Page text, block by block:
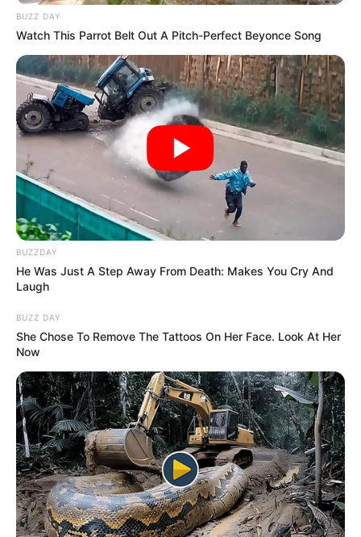
ese sentido, hicieron un llamado a la ciudadanía para
reportar casos de
las acciones deprotección y conservaciónque permitan
garantizar la supervivencia de estas especies en libertad.
COMPARTIR
ALERTA BOGOTÁ EN GOOGLE NEWS
TEMAS RELACIONADOS
RESCATE DE ANIMALES
ANIMALES
RESCATE ANIMAL
TRÁFICO DE FAUNA SILVESTRE
SANTANDER NOTICIAS
MANTÉNGASE EN ALERTA
Tenemos todas las noticias que le
interesan. Para estar bien informado, por
favor, active las notificaciones de Alerta.
ACTIVAR AHORA
BUZZ DAY
Watch This Parrot Belt Out A Pitch-Perfect Beyonce Song
BUZZDAY
He Was Just A Step Away From Death: Makes You Cry And
Laugh
BUZZ DAY
She Chose To Remove The Tattoos On Her Face. Look At Her
Now